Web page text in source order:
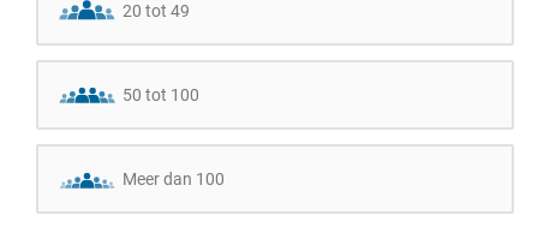
20 tot 49
50 tot 100
Meer dan 100